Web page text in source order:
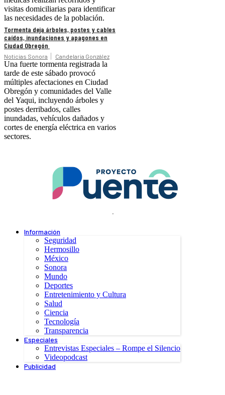
visitas domiciliarias para identificar
las necesidades de la población.
Tormenta deja árboles, postes y cables
caídos, inundaciones y apagones en
Ciudad Obregón
Noticias Sonora Candelaria González
Una fuerte tormenta registrada la
tarde de este sábado provocó
múltiples afectaciones en Ciudad
Obregón y comunidades del Valle
del Yaqui, incluyendo árboles y
postes derribados, calles
inundadas, vehículos dañados y
cortes de energía eléctrica en varios
sectores.
.
Información
Seguridad
Hermosillo
México
Sonora
Mundo
Deportes
Entretenimiento y Cultura
Salud
Ciencia
Tecnología
Transparencia
Especiales
Entrevistas Especiales – Rompe el Silencio
Videopodcast
Publicidad